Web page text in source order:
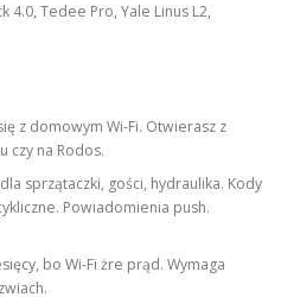
4.0, Tedee Pro, Yale Linus L2,
z domowym Wi-Fi. Otwierasz z
czy na Rodos.
sprzątaczki, gości, hydraulika. Kody
Powiadomienia push.
bo Wi-Fi żre prąd. Wymaga